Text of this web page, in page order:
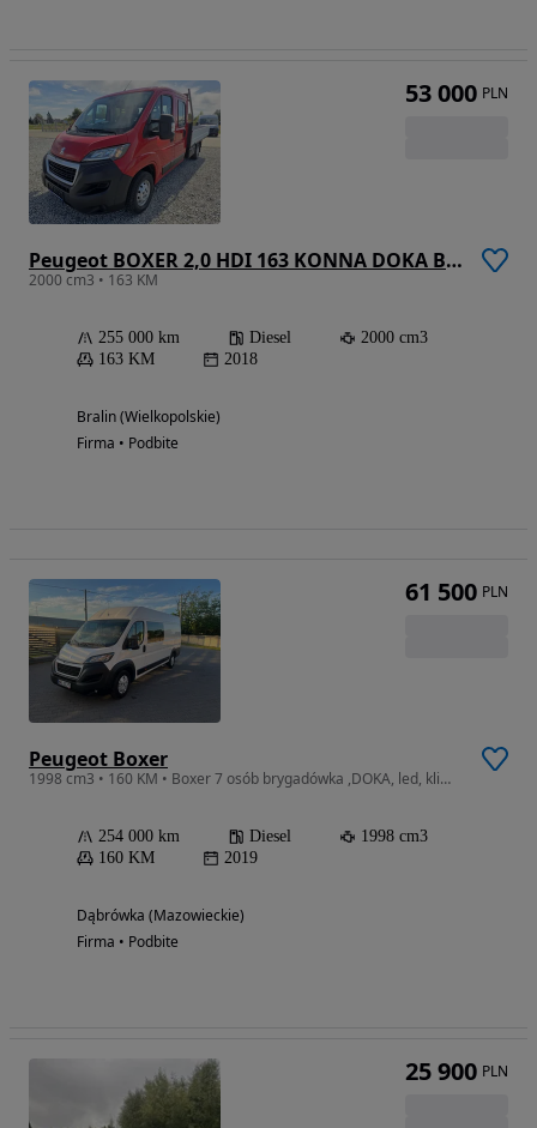
Peugeot BOXER 2,0 HDI 163 KONNA DOKA BRYGADÓWKA 7 OSOBOWA 3,1M SKRZYNIA KLIMA WEBASTO KAMERA
2000 cm3 • 163 KM
255 000 km Diesel
2000 cm3
163 KM
2018
Bralin (Wielkopolskie)
Firma • Podbite
53 000 PLN
Peugeot Boxer
1998 cm3 • 160 KM • Boxer 7 osób brygadówka ,DOKA, led, klimatronic Salon Polska Fa Vat
254 000 km Diesel
1998 cm3
160 KM
2019
Dąbrówka (Mazowieckie)
Firma • Podbite
61 500 PLN
25 900 PLN